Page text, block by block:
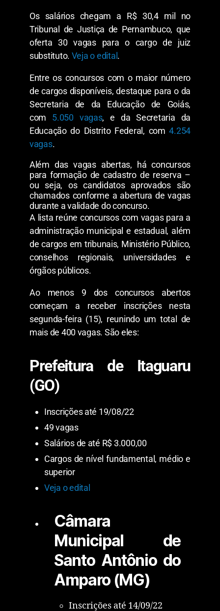
Os salários chegam a R$ 30,4 mil no
Tribunal de Justiça de Pernambuco, que
oferta 30 vagas para o cargo de juiz
substituto. Veja o edital .
Entre os concursos com o maior número
de cargos disponíveis, destaque para o da
Secretaria de da Educação de Goiás,
com 5.050 vagas, e da Secretaria da
Educação do Distrito Federal, com4.254
vagas.
Além das vagas abertas, há concursos
para formação de cadastro de reserva –
ou seja, os candidatos aprovados são
chamados conforme a abertura de vagas
durante a validade do concurso.
A lista reúne concursos com vagas para a
administração municipal e estadual, além
de cargos em tribunais, Ministério Público,
conselhos regionais, universidades e
órgãos públicos.
Ao menos 9 dos concursos abertos
começam a receber inscrições nesta
segunda-feira (15), reunindo um total de
mais de 400 vagas. São eles:
Prefeitura de Itaguaru
(GO)
Inscrições até 19/08/22
49 vagas
Salários de até R$ 3.000,00
Cargos de nível fundamental, médio e
superior
Veja o edital
Câmara
Municipal de
Santo Antônio do
Amparo (MG)
Inscrições até 14/09/22